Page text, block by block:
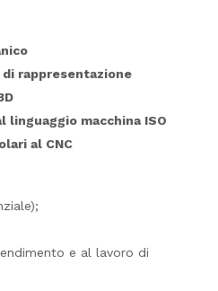
rappresentazione
linguaggio macchina ISO
al CNC
e al lavoro di